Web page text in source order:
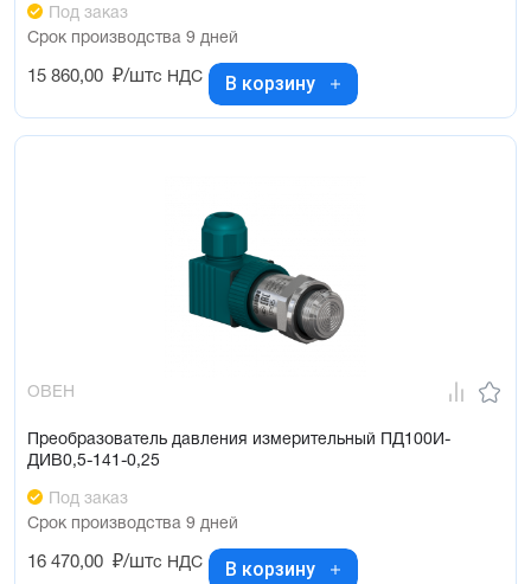
Под заказ
Срок производства 9 дней
15 860,00 ₽/штс НДС В корзину
ОВЕН
Преобразователь давления измерительный ПД100И-
ДИВ0,5-141-0,25
Под заказ
Срок производства 9 дней
16 470,00 ₽/штс НДС В корзину